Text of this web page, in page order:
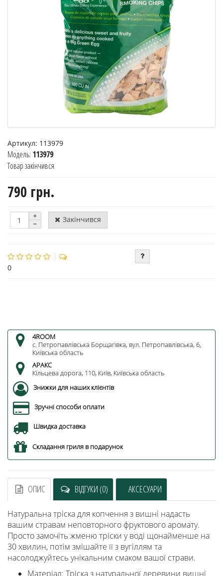
Артикул: 113979
Модель: 113979
Товар закінчився
790 грн.
Закінчився
0
4ROOM
c. Петропавлівська Борщагівка, вул. Петропавлівська, 6,
Київська область
АРАКС
Кільцева дорога, 110, Київ, Київська область
Знижки для наших клієнтів
Зручні способи оплати
Швидка доставка
Складання гриля в подарунок
ОПИС ВІДГУКИ (0) АКСЕСУАРИ
Натуральна тріска для копчення з вишні надасть
вашим стравам неповторного фруктового аромату.
Просто замочіть жменю тріски у воді щонайменше на
30 хвилин, потім змішайте її з вугіллям та
насолоджуйтесь унікальним смаком вашої страви.
Матеріал: Тріска з натуральної деревини вишні